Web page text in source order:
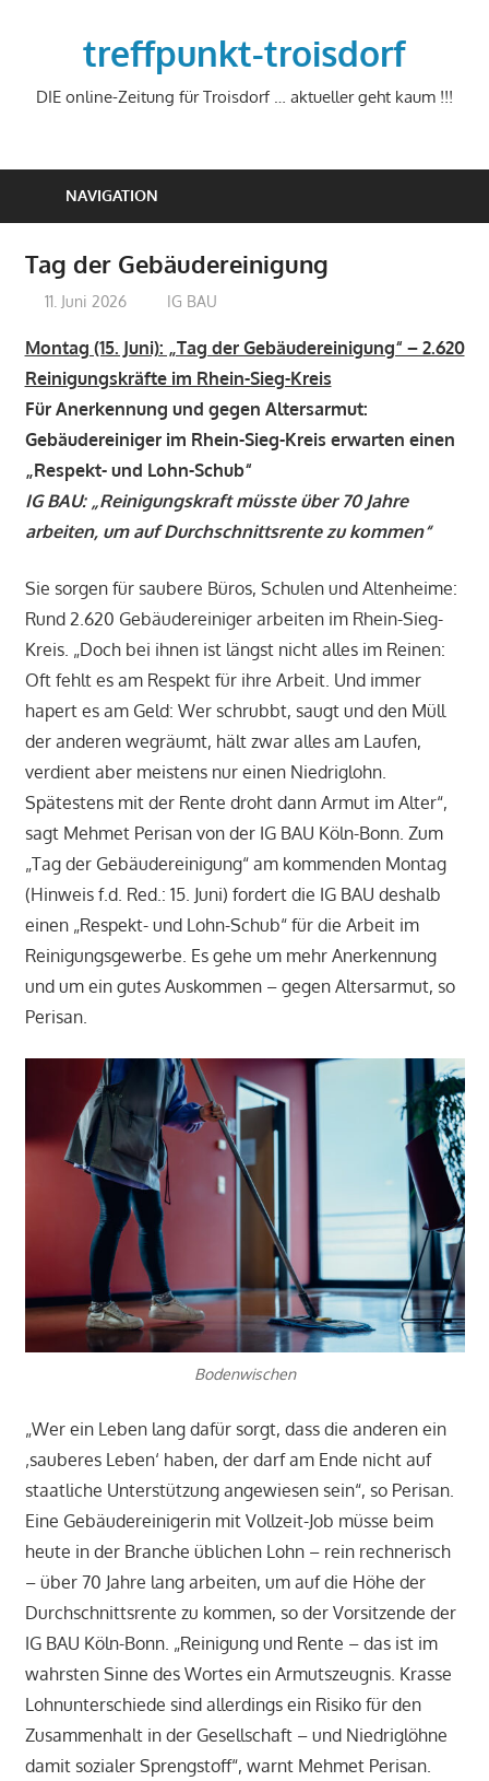
treffpunkt-troisdorf
DIE online-Zeitung für Troisdorf … aktueller geht kaum !!!
NAVIGATION
Tag der Gebäudereinigung
11. Juni 2026 treffpunkt
IG BAU
Montag (15. Juni): „Tag der Gebäudereinigung“ – 2.620
Reinigungskräfte im Rhein-Sieg-Kreis
Für Anerkennung und gegen Altersarmut:
Gebäudereiniger im Rhein-Sieg-Kreis erwarten einen
„Respekt- und Lohn-Schub“
IG BAU: „Reinigungskraft müsste über 70 Jahre
arbeiten, um auf Durchschnittsrente zu kommen“
Sie sorgen für saubere Büros, Schulen und Altenheime:
Rund 2.620 Gebäudereiniger arbeiten im Rhein-Sieg-
Kreis. „Doch bei ihnen ist längst nicht alles im Reinen:
Oft fehlt es am Respekt für ihre Arbeit. Und immer
hapert es am Geld: Wer schrubbt, saugt und den Müll
der anderen wegräumt, hält zwar alles am Laufen,
verdient aber meistens nur einen Niedriglohn.
Spätestens mit der Rente droht dann Armut im Alter“,
sagt Mehmet Perisan von der IG BAU Köln-Bonn. Zum
„Tag der Gebäudereinigung“ am kommenden Montag
(Hinweis f.d. Red.: 15. Juni) fordert die IG BAU deshalb
einen „Respekt- und Lohn-Schub“ für die Arbeit im
Reinigungsgewerbe. Es gehe um mehr Anerkennung
und um ein gutes Auskommen – gegen Altersarmut, so
Perisan.
Bodenwischen
„Wer ein Leben lang dafür sorgt, dass die anderen ein
‚sauberes Leben‘ haben, der darf am Ende nicht auf
staatliche Unterstützung angewiesen sein“, so Perisan.
Eine Gebäudereinigerin mit Vollzeit-Job müsse beim
heute in der Branche üblichen Lohn – rein rechnerisch
– über 70 Jahre lang arbeiten, um auf die Höhe der
Durchschnittsrente zu kommen, so der Vorsitzende der
IG BAU Köln-Bonn. „Reinigung und Rente – das ist im
wahrsten Sinne des Wortes ein Armutszeugnis. Krasse
Lohnunterschiede sind allerdings ein Risiko für den
Zusammenhalt in der Gesellschaft – und Niedriglöhne
damit sozialer Sprengstoff“, warnt Mehmet Perisan.